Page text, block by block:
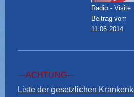
Radio - Visite
Beitrag vom
11.06.2014
---ACHTUNG---
Liste der gesetzlichen